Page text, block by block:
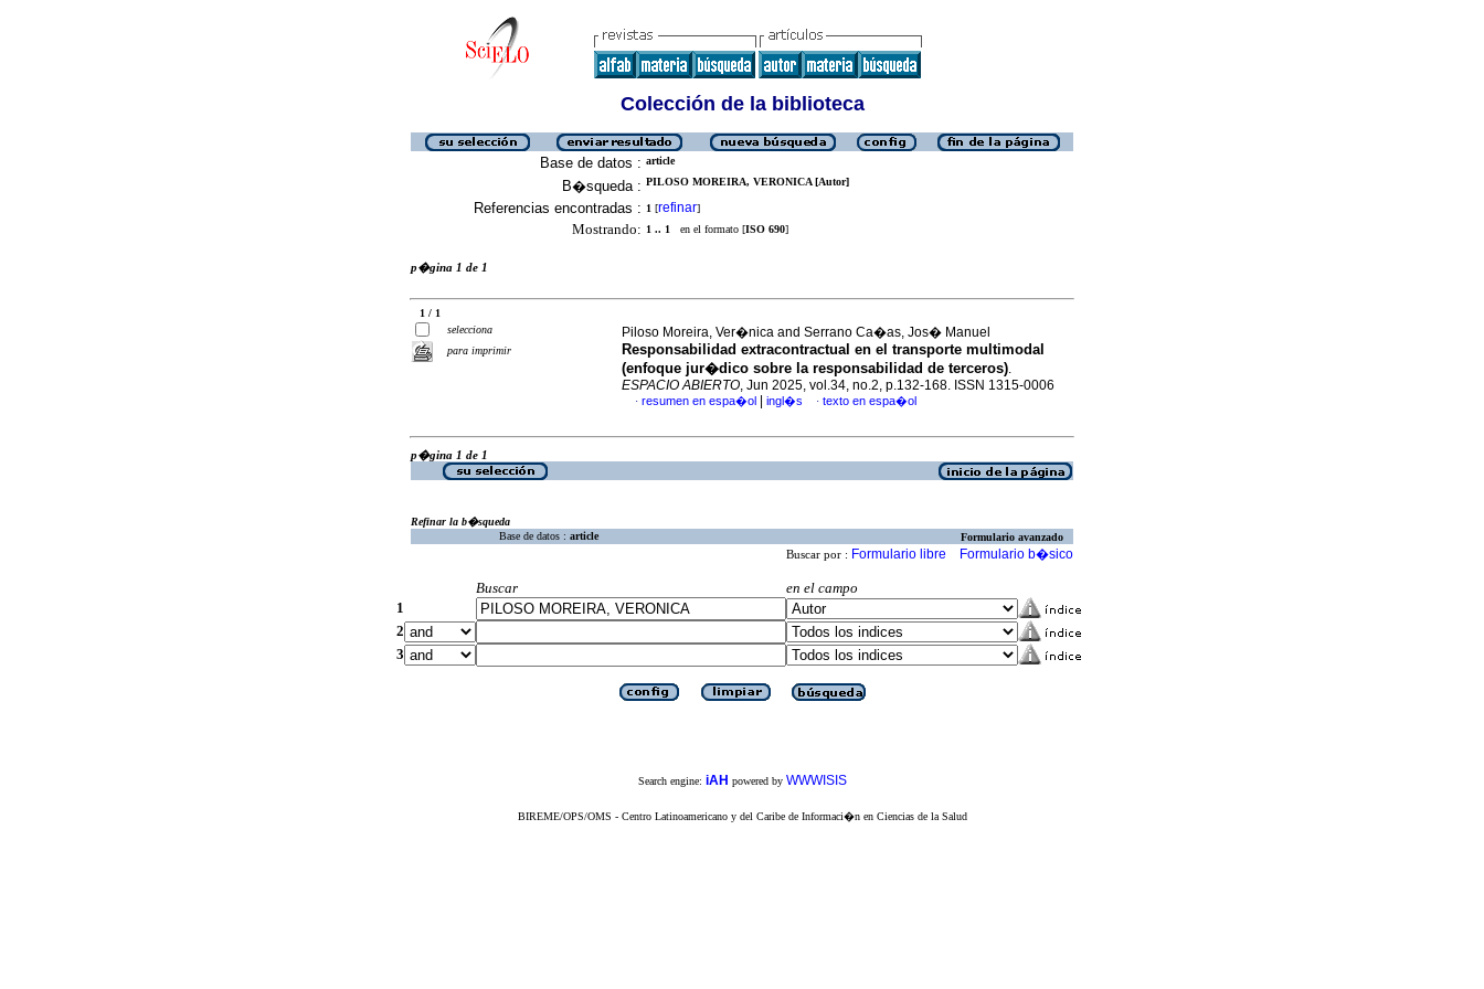
Colección de la biblioteca
Base de datos : article
B�squeda : PILOSO MOREIRA, VERONICA [Autor]
Referencias encontradas : 1 [refinar]
Mostrando: 1 .. 1 en el formato [ISO 690]
p�gina 1 de 1
1 / 1
selecciona
para imprimir
Piloso Moreira, Ver�nica and Serrano Ca�as, Jos� Manuel
Responsabilidad extracontractual en el transporte multimodal
(enfoque jur�dico sobre la responsabilidad de terceros).
ESPACIO ABIERTO, Jun 2025, vol.34, no.2, p.132-168. ISSN 1315-0006
· resumen en espa�ol ingl�s · texto en espa�ol
p�gina 1 de 1
Refinar la b�squeda
Base de datos : article Formulario avanzado
Buscar por : Formulario libre Formulario b�sico
Buscar
en el campo
1
2
3
Search engine: iAH powered by WWWISIS
BIREME/OPS/OMS - Centro Latinoamericano y del Caribe de Informaci�n en Ciencias de la Salud